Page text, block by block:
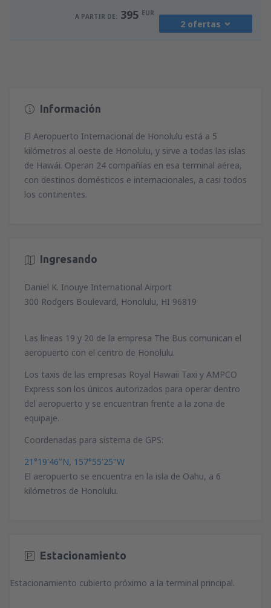
(MAD)
A PARTIR DE: 796EUR
desdeMadrid, Madrid-Barajas (MAD)
471
A PARTIR DE: 395 EUR
2 ofertas
desdeMadrid, Madrid-Barajas
Información
El Aeropuerto Internacional de Honolulu está a 5
kilómetros al oeste de Honolulu, y sirve a todas las islas
de Hawái. Operan 24 compañías en esa terminal aérea,
con destinos domésticos e internacionales, a casi todos
los continentes.
Ingresando
Daniel K. Inouye International Airport
300 Rodgers Boulevard, Honolulu, HI 96819
Las líneas 19 y 20 de la empresa The Bus comunican el
aeropuerto con el centro de Honolulu.
Los taxis de las empresas Royal Hawaii Taxi y AMPCO
Express son los únicos autorizados para operar dentro
del aeropuerto y se encuentran frente a la zona de
equipaje.
Coordenadas para sistema de GPS:
21°19'46"N, 157°55'25"W
El aeropuerto se encuentra en la isla de Oahu, a 6
kilómetros de Honolulu.
Estacionamiento
Estacionamiento cubierto próximo a la terminal principal.